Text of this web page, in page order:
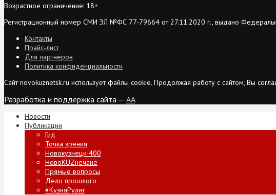
Возрастное ограничение: 18+
Регистрационный номер СМИ ЭЛ №ФС 77-79664 от 27.11.2020 г., выдано
Контакты
Прайс-лист
Для партнеров
Политика конфиденциальности
Сайт novokuznetsk.ru использует файлы cookie. Продолжая работу с сайтом, Вы
Разработка и поддержка сайта — AA
Новости
Публикации
Гид
Точка зрения
Новокузнецк-400
НовоKUZнечане
Прямые вопросы
Дело прошлого
#КузняРулит